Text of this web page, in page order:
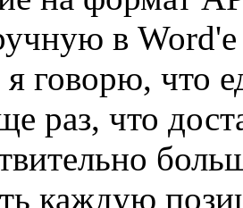
в
говорю, что
раз, что
каждую